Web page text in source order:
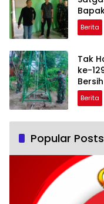
Berita
Tak
ke-
Bersih
Berita
Popular Posts